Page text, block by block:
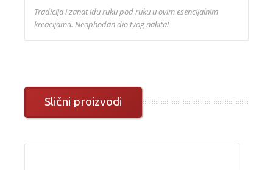
Tradicija i zanat idu ruku pod ruku u ovim esencijalnim
kreacijama. Neophodan dio tvog nakita!
Slični proizvodi